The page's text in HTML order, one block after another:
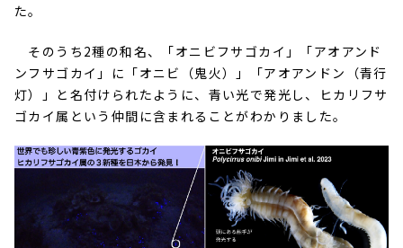
た。
そのうち2種の和名、「オニビフサゴカイ」「アオアンド
ンフサゴカイ」に「オニビ（鬼火）」「アオアンドン（青行
灯）」と名付けられたように、青い光で発光し、ヒカリフサ
ゴカイ属という仲間に含まれることがわかりました。